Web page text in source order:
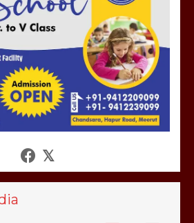
रखने पर लात मार कर होलिका को किया
नहस,मोहल्ले वालों के साथ की गई गाली
,कहा अगर रखी गई होली तो होगा खून
March 11, 2025
क्यों जैनुल सालीकिन को शहर काजी नहीं
शफीकुर्रहमान रहमान ने